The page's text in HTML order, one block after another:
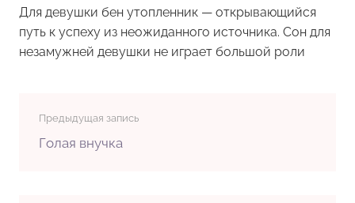
Для девушки бен утопленник — открывающийся
путь к успеху из неожиданного источника. Сон для
незамужней девушки не играет большой роли
Предыдущая запись
Голая внучка